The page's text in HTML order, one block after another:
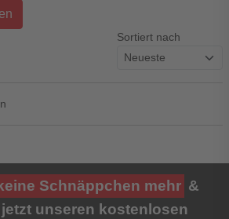
Sortiert nach
Schnäppchen mehr &
unseren kostenlosen